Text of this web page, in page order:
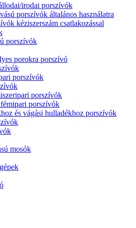
irodai porszívók
porszívók általános használatra
kéziszerszám csatlakozással
porszívók
porokra porszívó
porszívók
porszívók
porszívók
és vágási hulladékhoz porszívók
mosók